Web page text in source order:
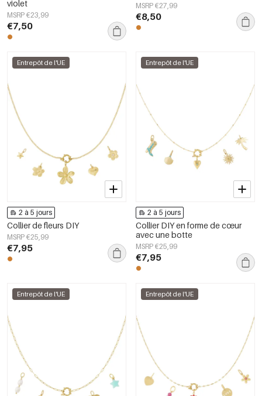
violet
MSRP €23,99
€7,50
MSRP €27,99
€8,50
Entrepôt de l'UE
2 à 5 jours
Collier de fleurs DIY
MSRP €25,99
€7,95
Entrepôt de l'UE
2 à 5 jours
Collier DIY en forme de cœur
avec une botte
MSRP €25,99
€7,95
Entrepôt de l'UE Entrepôt de l'UE